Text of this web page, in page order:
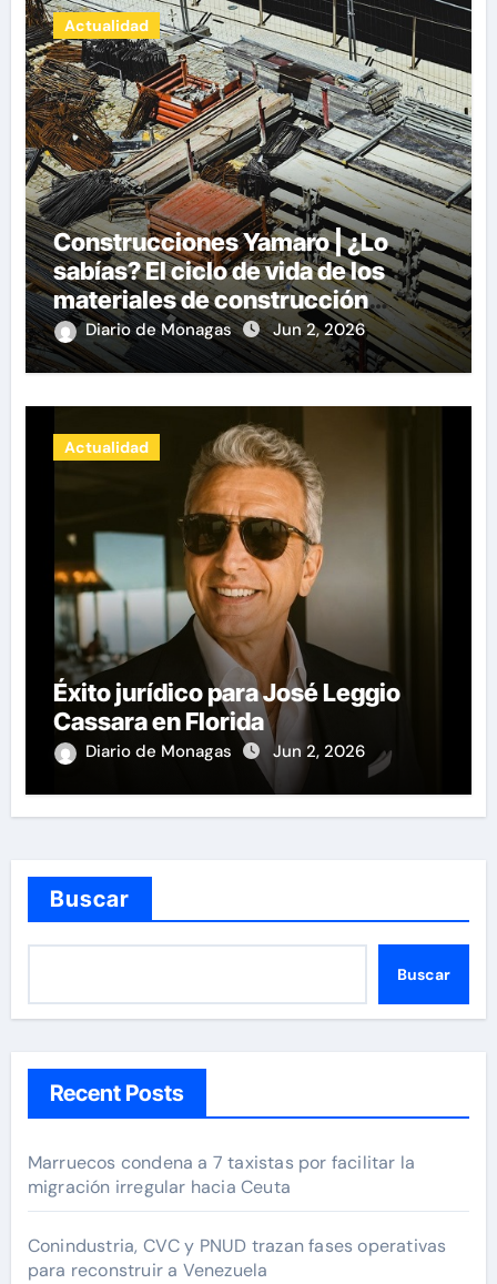
Actualidad
Construcciones Yamaro | ¿Lo
sabías? El ciclo de vida de los
materiales de construcción
revoluciona eficiencia en
proyectos modernos
Diario de Monagas Jun 2, 2026
Actualidad
Éxito jurídico para José Leggio
Cassara en Florida
Diario de Monagas Jun 2, 2026
Buscar
Buscar
Recent Posts
Marruecos condena a 7 taxistas por facilitar la
migración irregular hacia Ceuta
Conindustria, CVC y PNUD trazan fases operativas
para reconstruir a Venezuela